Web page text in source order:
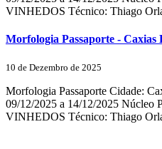
VINHEDOS Técnico: Thiago
Morfologia Passaporte - Caxias
10 de Dezembro de 2025
Morfologia Passaporte Cidade:
09/12/2025 a 14/12/2025 Núcleo
VINHEDOS Técnico: Thiago